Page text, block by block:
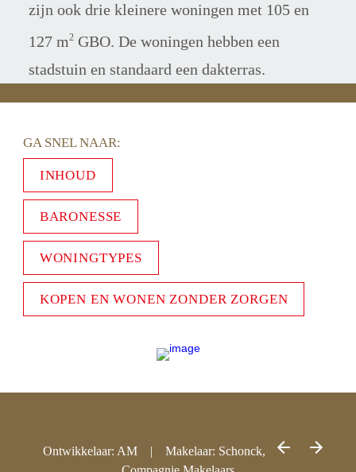
zijn ook drie kleinere woningen met 105 en
127 m2 GBO. De woningen hebben een
stadstuin en standaard een dakterras.
GA SNEL NAAR:
INHOUD
BARONESSE
WONINGTYPES
KOPEN EN WONEN ZONDER ZORGEN
Ontwikkelaar: AM    |    Makelaar: Schonck, Schul &